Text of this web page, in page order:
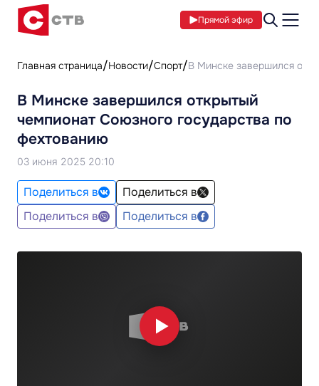
Прямой эфир
Главная страница Новости Спорт В Минске завершился
В Минске завершился открытый
чемпионат Союзного государства по
фехтованию
03 июня 2025 20:10
Поделиться в
Поделиться в
Поделиться в
Поделиться в